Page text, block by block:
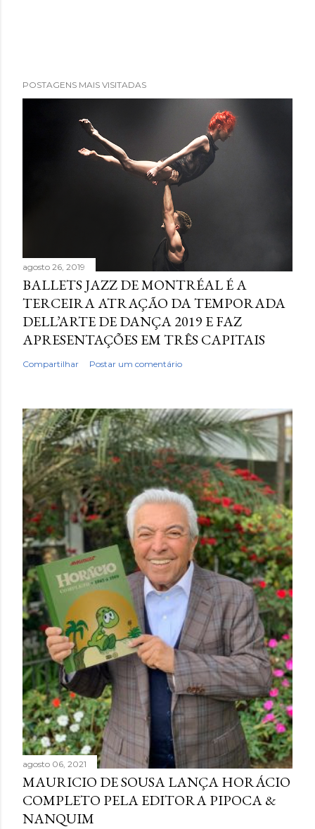
POSTAGENS MAIS VISITADAS
agosto 26, 2019
BALLETS JAZZ DE MONTRÉAL É A
TERCEIRA ATRAÇÃO DA TEMPORADA
DELL’ARTE DE DANÇA 2019 E FAZ
APRESENTAÇÕES EM TRÊS CAPITAIS
Compartilhar Postar um comentário
agosto 06, 2021
MAURICIO DE SOUSA LANÇA HORÁCIO
COMPLETO PELA EDITORA PIPOCA &
NANQUIM